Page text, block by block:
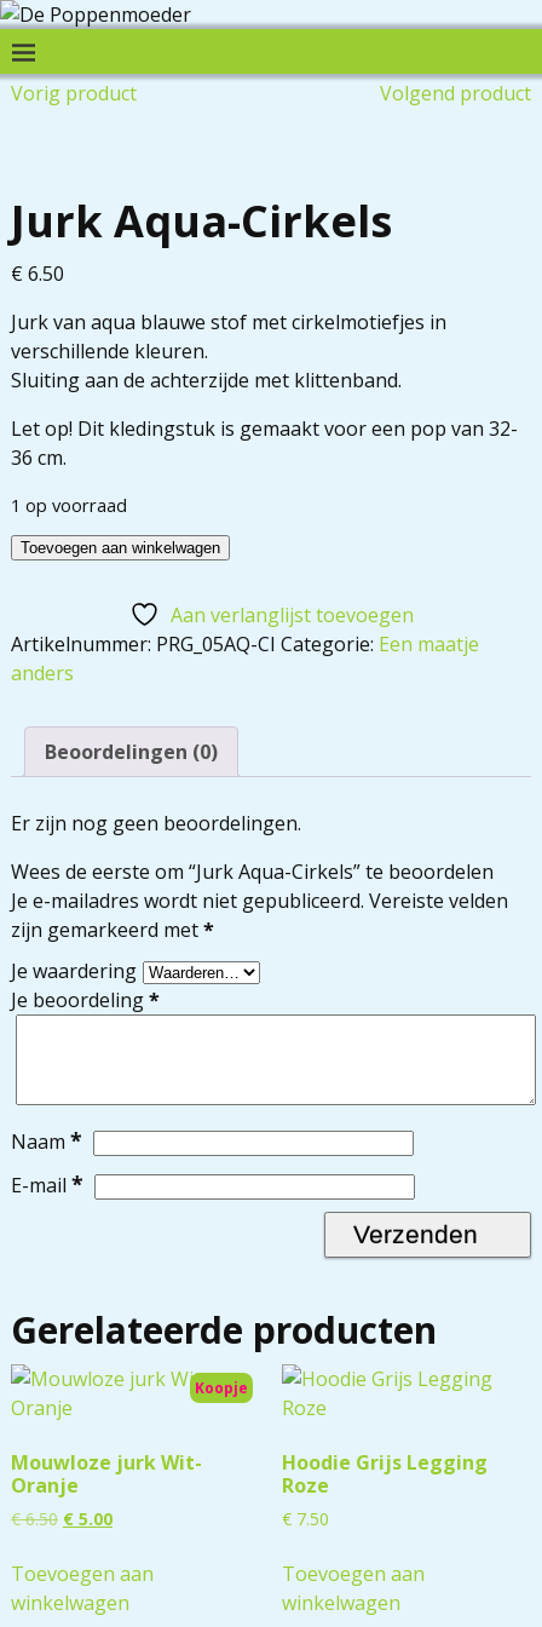
Vorig product Volgend product
Jurk Aqua-Cirkels
€ 6.50
Jurk van aqua blauwe stof met cirkelmotiefjes in
verschillende kleuren.
Sluiting aan de achterzijde met klittenband.
Let op! Dit kledingstuk is gemaakt voor een pop van 32-
36 cm.
1 op voorraad
Toevoegen aan winkelwagen
Aan verlanglijst toevoegen
Artikelnummer: PRG_05AQ-CI Categorie: Een maatje
anders
Beoordelingen (0)
Er zijn nog geen beoordelingen.
Wees de eerste om “Jurk Aqua-Cirkels” te beoordelen
Je e-mailadres wordt niet gepubliceerd. Vereiste velden
zijn gemarkeerd met*
Je waardering
Je beoordeling*
Naam *
E-mail *
Gerelateerde producten
Koopje
Mouwloze jurk Wit-
Oranje
€6.50 €5.00
Toevoegen aan
winkelwagen
Hoodie Grijs Legging
Roze
€7.50
Toevoegen aan
winkelwagen